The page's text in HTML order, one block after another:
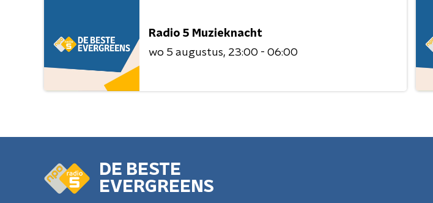
Radio 5 Muzieknacht
wo 5 augustus 23:00 - 06:00
DE BESTE
EVERGREENS